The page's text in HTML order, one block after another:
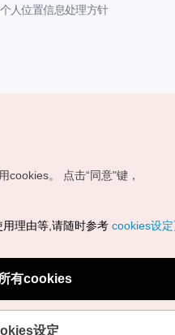
个人位置信息处理方针
权所有
cookies。
点击“同意"键，
理由等,请随时参考 cookies设
有cookies
设定